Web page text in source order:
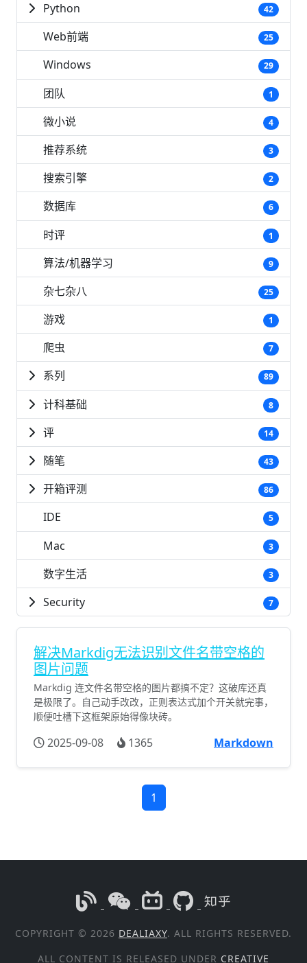
Python 42
Web前端 25
Windows 29
团队 1
微小说 4
推荐系统 3
搜索引擎 2
数据库 6
时评 1
算法/机器学习 9
杂七杂八 25
游戏 1
爬虫 7
系列 89
计科基础 8
评 14
随笔 43
开箱评测 86
IDE 5
Mac 3
数字生活 3
Security 7
解决Markdig无法识别文件名带空格的
图片问题
Markdig 连文件名带空格的图片都搞不定？这破库还真
是极限了。自己动手改改，正则表达式加个开关就完事，
顺便吐槽下这框架原始得像块砖。
2025-09-08 1365 Markdown
1
COPYRIGHT © 2026 DEALIAXY. ALL RIGHTS RESERVED.
ALL CONTENT IS RELEASED UNDER CREATIVE